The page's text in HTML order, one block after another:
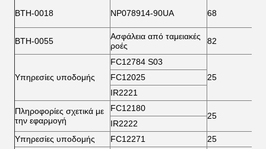
BTH-0018 NP078914-90UA 68
BTH-0055
Ασφάλεια από ταμειακές
ροές
82
Υπηρεσίες υποδομής
FC12784 S03
25
FC12025
IR2221
Πληροφορίες σχετικά με
την εφαρμογή
FC12180
25
IR2222
Υπηρεσίες υποδομής
FC12271 25